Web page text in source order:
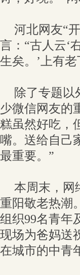
河北网友“
言：“古人云‘
生矣。’上有
除了专题以
少微信网友的
糕虽然好吃，
嘴。送给自己
最重要。”
本周末，网
重阳敬老热潮
组织99名青年
现场为爸妈送
在城市的中青